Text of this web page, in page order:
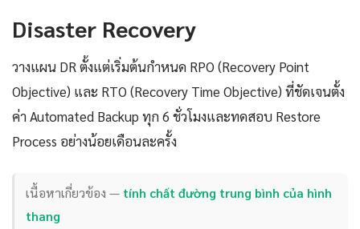
Disaster Recovery
วางแผน DR ตั้งแต่เริ่มต้นกำหนด RPO (Recovery Point
Objective) และ RTO (Recovery Time Objective) ที่ชัดเจนตั้ง
ค่า Automated Backup ทุก 6 ชั่วโมงและทดสอบ Restore
Process อย่างน้อยเดือนละครั้ง
เนื้อหาเกี่ยวข้อง — tính chất đường trung bình của hình
thang